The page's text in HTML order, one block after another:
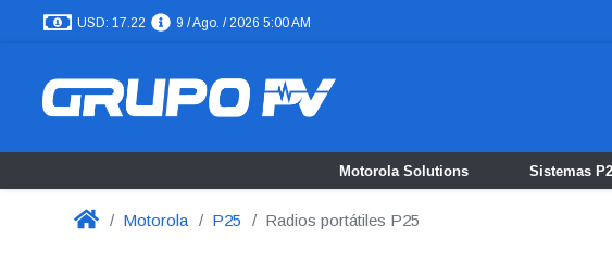
USD: 17.22 9 / Ago. / 2026 5:00 AM
Motorola Solutions Sistemas
Motorola P25 Radios portátiles P25